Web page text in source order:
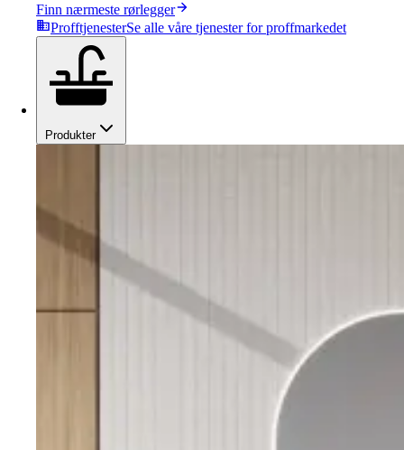
Finn nærmeste rørlegger
ProfftjenesterSe alle våre tjenester for proffmarkedet
Produkter